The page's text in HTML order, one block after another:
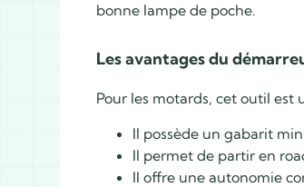
bonne lampe de poche.
Les avantages du
Pour les motards, cet outil
Il possède un gabarit
Il permet de partir en
Il offre une autonomie